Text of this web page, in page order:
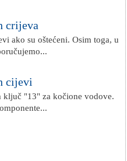
crijeva
ako su oštećeni. Osim toga, u
cijevi
ključ "13" za kočione vodove.